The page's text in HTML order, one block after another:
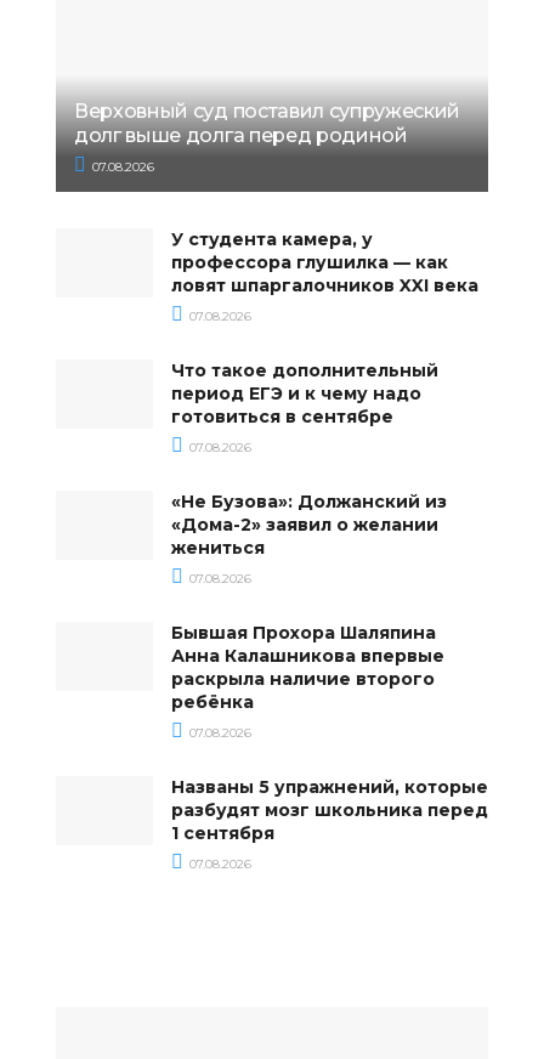
Верховный суд поставил супружеский
долг выше долга перед родиной
07.08.2026
У студента камера, у
профессора глушилка — как
ловят шпаргалочников XXI века
07.08.2026
Что такое дополнительный
период ЕГЭ и к чему надо
готовиться в сентябре
07.08.2026
«Не Бузова»: Должанский из
«Дома-2» заявил о желании
жениться
07.08.2026
Бывшая Прохора Шаляпина
Анна Калашникова впервые
раскрыла наличие второго
ребёнка
07.08.2026
Названы 5 упражнений, которые
разбудят мозг школьника перед
1 сентября
07.08.2026